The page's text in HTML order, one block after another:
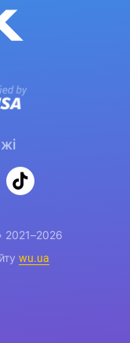
2021–2026
wu.ua